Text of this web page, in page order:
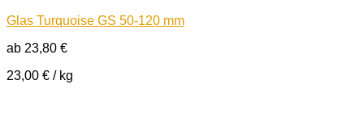
Glas Turquoise GS 50-120 mm
ab 23,80 €
23,00 € / kg